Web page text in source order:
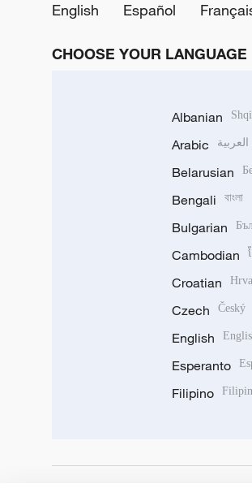
English
Español
CHOOSE YOUR LANGUAGE
Albanian
Arabic العربية
Belarusian
Bengali বাংলা
Bulgarian
Cambodian
Croatian
Czech Český
English
Esperanto
Filipino